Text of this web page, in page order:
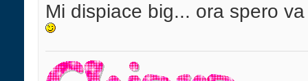
Mi dispiace big... ora spero